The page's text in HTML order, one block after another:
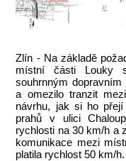
Zlín - Na základě
místní části Louky
souhrnným
a omezilo tranzit
návrhu, jak si ho
prahů v ulici
rychlosti na 30 km/h a
komunikace mezi
platila rychlost 50 km/h.